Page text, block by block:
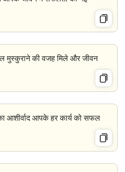
मुस्कुराने की वजह मिले और जीवन
आशीर्वाद आपके हर कार्य को सफल